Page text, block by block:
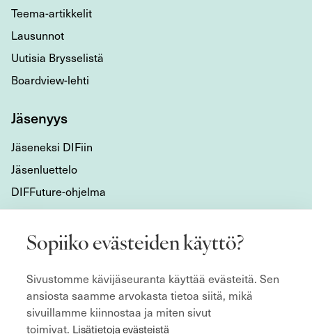
Sopiiko evästeiden käyttö?
Sivustomme kävijäseuranta käyttää evästeitä. Sen
ansiosta saamme arvokasta tietoa siitä, mikä
sivuillamme kiinnostaa ja miten sivut
toimivat. Lisätietoja evästeistä
Teema-artikkelit
Lausunnot
Uutisia Brysselistä
Boardview-lehti
Jäsenyys
Jäseneksi DIFiin
Jäsenluettelo
DIFFuture-ohjelma
Tietoa meistä
Mikä DIF on?
Organisaatio
Hyvän hallitustyön kulmakivet
Säännöt